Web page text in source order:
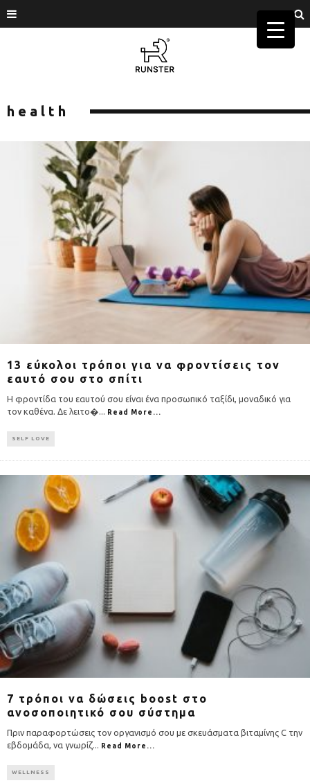
health
13 εύκολοι τρόποι για να φροντίσεις τον
εαυτό σου στο σπίτι
H φροντίδα του εαυτού σου είναι ένα προσωπικό ταξίδι, μοναδικό για
τον καθένα. Δε λειτο�... Read More...
SELF LOVE
7 τρόποι να δώσεις boost στο
ανοσοποιητικό σου σύστημα
Πριν παραφορτώσεις τον οργανισμό σου με σκευάσματα βιταμίνης C την
εβδομάδα, να γνωρίζ... Read More...
WELLNESS